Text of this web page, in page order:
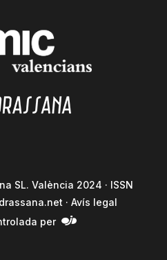
SL. València 2024 · ISSN
·Avís legal
per